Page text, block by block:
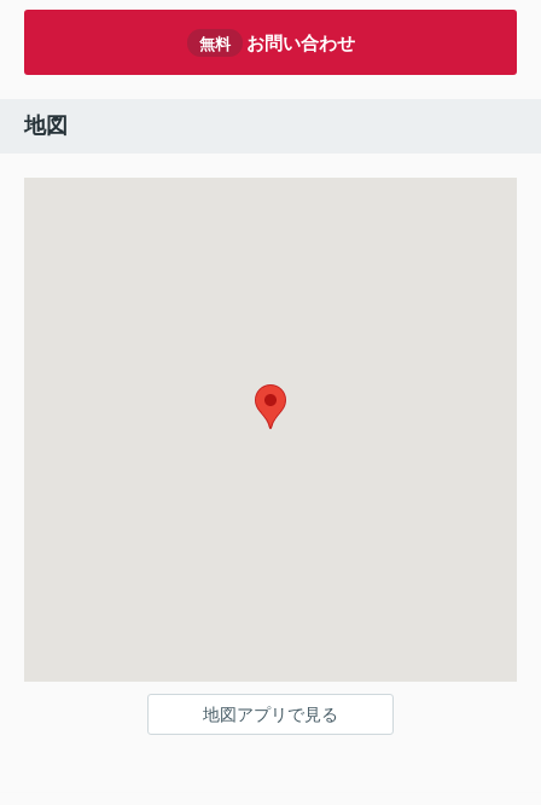
無料 お問い合わせ
地図
地図アプリで見る